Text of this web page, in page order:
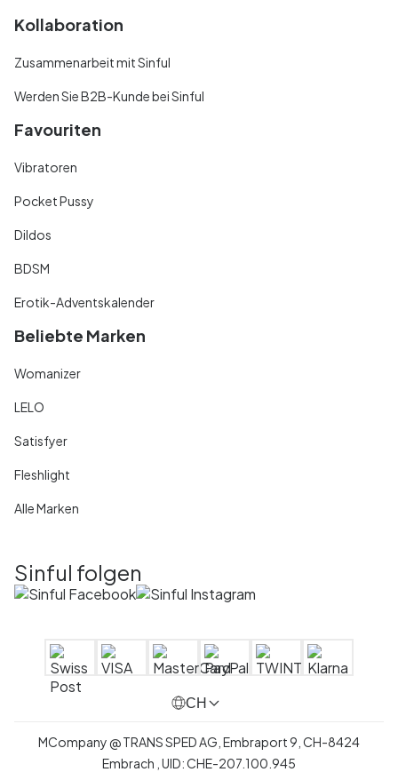
Kollaboration
Zusammenarbeit mit Sinful
Werden Sie B2B-Kunde bei Sinful
Favouriten
Vibratoren
Pocket Pussy
Dildos
BDSM
Erotik-Adventskalender
Beliebte Marken
Womanizer
LELO
Satisfyer
Fleshlight
Alle Marken
Sinful folgen
CH
MCompany@TRANS SPED AG, Embraport 9 CH-8424
Embrach , UID:CHE-207.100.945